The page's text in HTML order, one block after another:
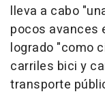
lleva a cabo
pocos avances
logrado "como
carriles bici y
transporte